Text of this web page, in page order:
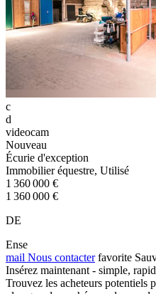
c
d
videocam
Nouveau
Écurie d'exception
Immobilier équestre, Utilisé
1 360 000 €
1 360 000 €
DE
Ense
mail Nous contacter favorite
Insérez maintenant - simple,
Trouvez les acheteurs potentiels